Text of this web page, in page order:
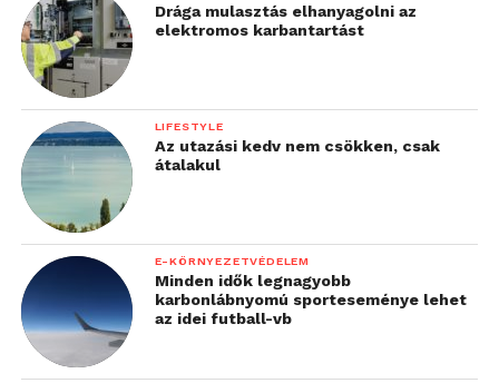
Drága mulasztás elhanyagolni az
elektromos karbantartást
LIFESTYLE
Az utazási kedv nem csökken, csak
átalakul
E-KÖRNYEZETVÉDELEM
Minden idők legnagyobb
karbonlábnyomú sporteseménye lehet
az idei futball-vb